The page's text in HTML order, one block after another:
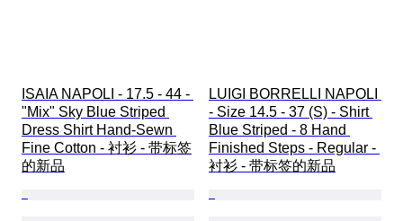
ISAIA NAPOLI - 17.5 - 44 -
"Mix" Sky Blue Striped
Dress Shirt Hand-Sewn
Fine Cotton - 衬衫 - 带标签
的新品
LUIGI BORRELLI NAPOLI
- Size 14.5 - 37 (S) - Shirt
Blue Striped - 8 Hand
Finished Steps - Regular -
衬衫 - 带标签的新品